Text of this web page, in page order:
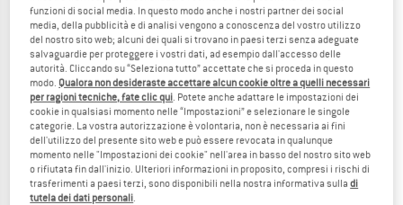
TO THE SALE
EXPED OSPREY
funzioni di social media. In questo modo anche i nostri partner dei social
media, della pubblicità e di analisi vengono a conoscenza del vostro utilizzo
del nostro sito web; alcuni dei quali si trovano in paesi terzi senza adeguate
salvaguardie per proteggere i vostri dati, ad esempio dall'accesso delle
autorità. Cliccando su “Seleziona tutto” accettate che si proceda in questo
modo. Qualora non desideraste accettare alcun cookie oltre a quelli necessari
per ragioni tecniche, fate clic qui. Potete anche adattare le impostazioni dei
cookie in qualsiasi momento nelle “Impostazioni” e selezionare le singole
categorie. La vostra autorizzazione è volontaria, non è necessaria ai fini
dell'utilizzo del presente sito web e può essere revocata in qualunque
momento nelle "Impostazioni dei cookie" nell'area in basso del nostro sito web
o rifiutata fin dall'inizio. Ulteriori informazioni in proposito, compresi i rischi di
trasferimenti a paesi terzi, sono disponibili nella nostra informativa sulladi
tutela dei dati personali.